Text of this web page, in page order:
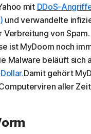
mit DDoS-
und verwandelte
Verbreitung von Spam.
ist MyDoom noch
Malware beläuft sich
Damit gehört
aller